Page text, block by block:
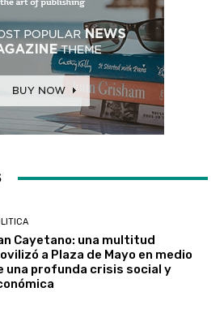
Cayetano: una multitud
a Plaza de Mayo en medio
una profunda crisis social y